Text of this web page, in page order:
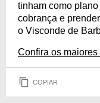
tinham como
cobrança e
o Visconde de
Confira os maiores
COPIAR